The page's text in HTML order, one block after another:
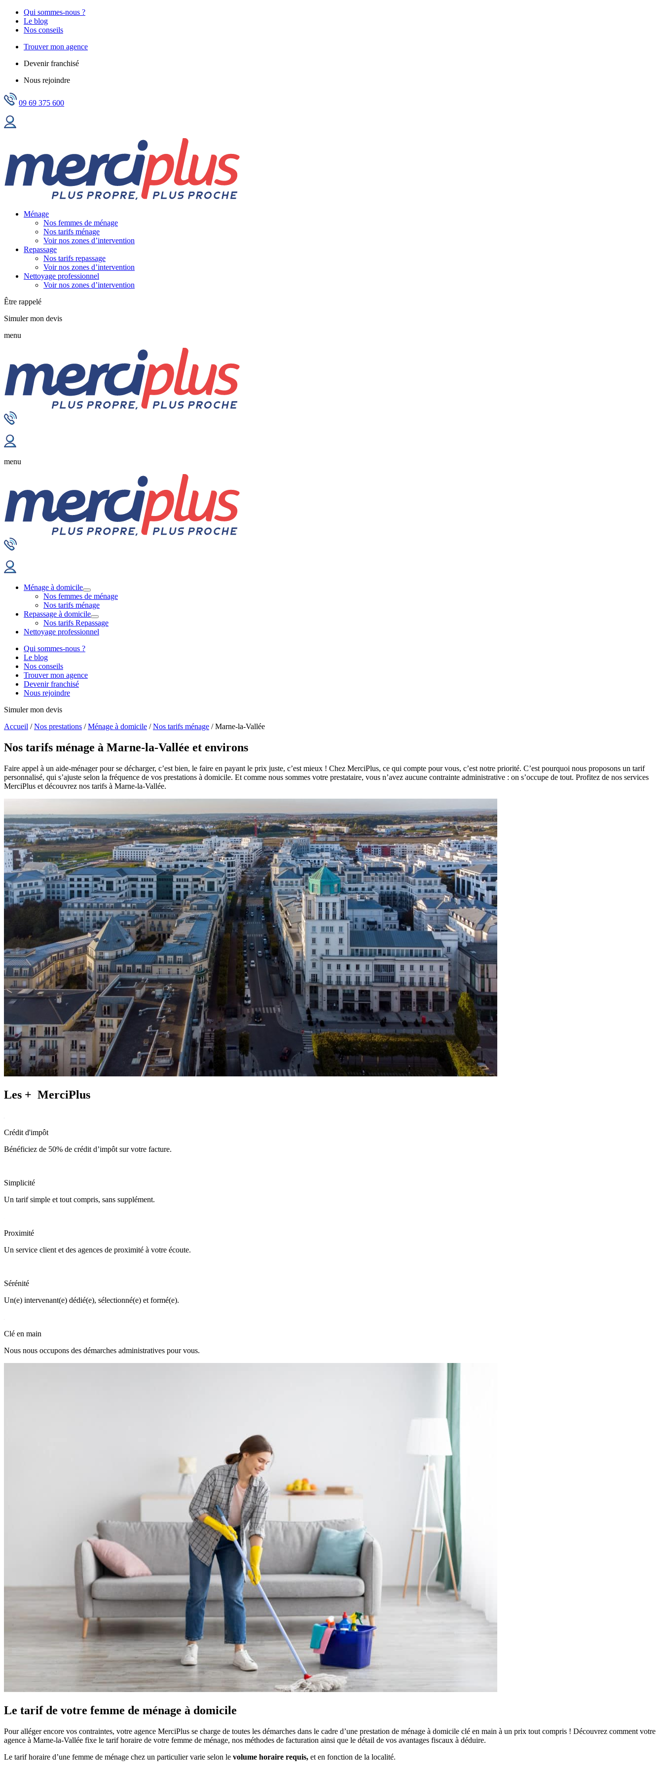
Qui sommes-nous ?
Le blog
Nos conseils
Trouver mon agence
Devenir franchisé
Nous rejoindre
09 69 375 600
Ménage
Nos femmes de ménage
Nos tarifs ménage
Voir nos zones d’intervention
Repassage
Nos tarifs repassage
Voir nos zones d’intervention
Nettoyage professionnel
Voir nos zones d’intervention
Être rappelé
Simuler mon devis
menu
menu
Ménage à domicile
Nos femmes de ménage
Nos tarifs ménage
Repassage à domicile
Nos tarifs Repassage
Nettoyage professionnel
Qui sommes-nous ?
Le blog
Nos conseils
Trouver mon agence
Devenir franchisé
Nous rejoindre
Simuler mon devis
Accueil /Nos prestations /Ménage à domicile /Nos tarifs ménage /Marne-la-Vallée
Nos tarifs ménage à Marne-la-Vallée et environs
Faire appel à un aide-ménager pour se décharger, c’est bien, le faire en payant le prix juste, c’est mieux ! Chez MerciPlus, ce qui compte pour vous, c’est notre priorité. C’est pourquoi nous proposons un tarif
personnalisé, qui s’ajuste selon la fréquence de vos prestations à domicile. Et comme nous sommes votre prestataire, vous n’avez aucune contrainte administrative : on s’occupe de tout. Profitez de nos services
MerciPlus et découvrez nos tarifs à Marne-la-Vallée.
Les + MerciPlus
Crédit d'impôt
Bénéficiez de 50% de crédit d’impôt sur votre facture.
Simplicité
Un tarif simple et tout compris, sans supplément.
Proximité
Un service client et des agences de proximité à votre écoute.
Sérénité
Un(e) intervenant(e) dédié(e), sélectionné(e) et formé(e).
Clé en main
Nous nous occupons des démarches administratives pour vous.
Le tarif de votre femme de ménage à domicile
Pour alléger encore vos contraintes, votre agence MerciPlus se charge de toutes les démarches dans le cadre d’une prestation de ménage à domicile clé en main à un prix tout compris ! Découvrez comment votre
agence à Marne-la-Vallée fixe le tarif horaire de votre femme de ménage, nos méthodes de facturation ainsi que le détail de vos avantages fiscaux à déduire.
Le tarif horaire d’une femme de ménage chez un particulier varie selon le volume horaire requis, et en fonction de la localité.